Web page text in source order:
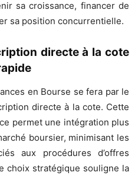
sa croissance, financer de
sa position concurrentielle.
directe à la cote
en Bourse se fera par le
directe à la cote. Cette
permet une intégration plus
boursier, minimisant les
aux procédures d’offres
choix stratégique souligne la